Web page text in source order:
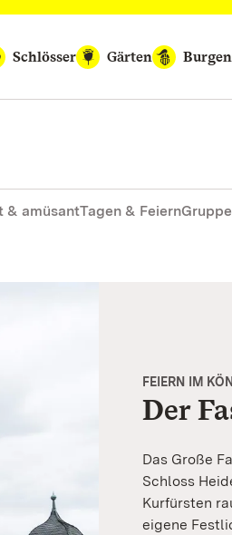
Schlösser
Gärten Burgen
& amüsantTagen & Feiern
FEIERN IM
Der
Das Große
Schloss
Kurfürsten
eigene